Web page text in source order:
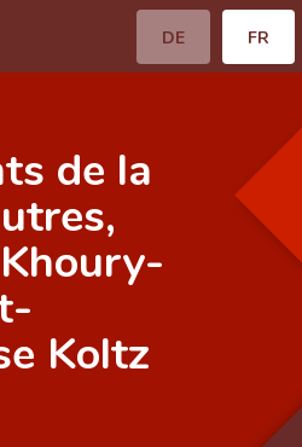
DE FR
de la
Koltz